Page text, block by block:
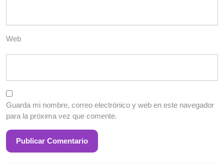
Web
Guarda mi nombre, correo electrónico y web en este navegador
para la próxima vez que comente.